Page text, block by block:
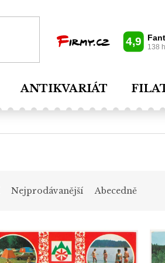
ANTIKVARIÁT
Nejprodávanější Abecedně